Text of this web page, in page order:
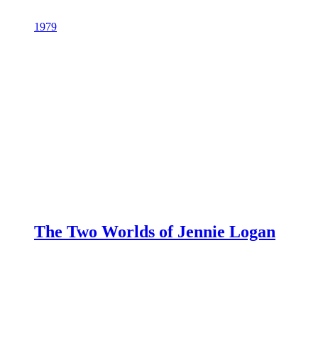
1979
The Two Worlds of Jennie Logan